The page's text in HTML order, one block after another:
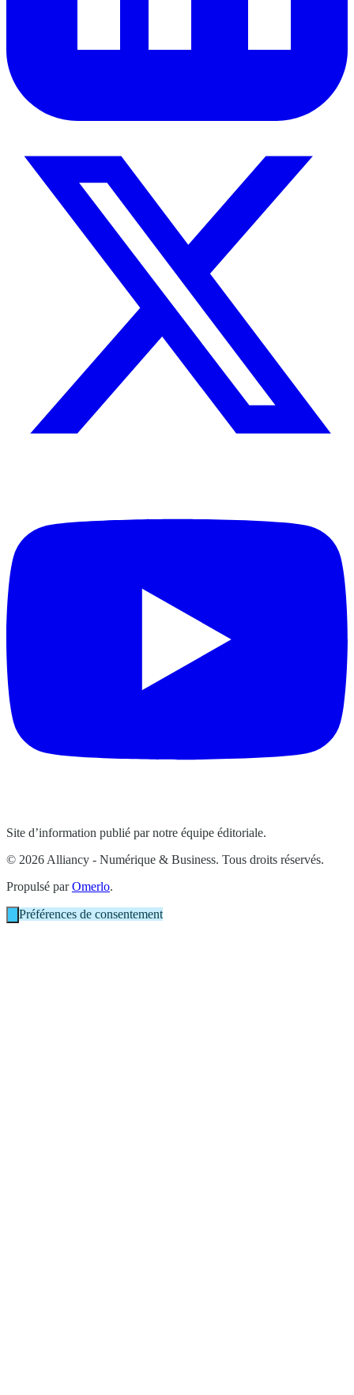
Site d’information publié par notre équipe éditoriale.
© 2026 Alliancy - Numérique & Business. Tous droits réservés.
Propulsé parOmerlo.
Préférences de consentement